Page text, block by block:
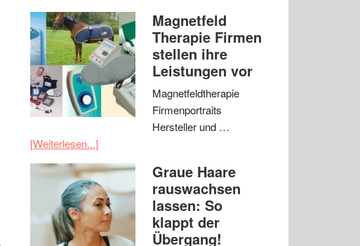
Magnetfeld
Therapie Firmen
stellen ihre
Leistungen vor
Magnetfeldtherapie
Firmenportraits
Hersteller und …
[Weiterlesen...]
Graue Haare
rauswachsen
lassen: So
klappt der
Übergang!